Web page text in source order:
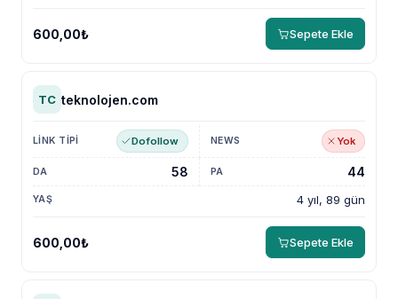
600,00₺ Sepete Ekle
TC teknolojen.com
Dofollow Yok
4 yıl, 89 gün
58 44
600,00₺ Sepete Ekle